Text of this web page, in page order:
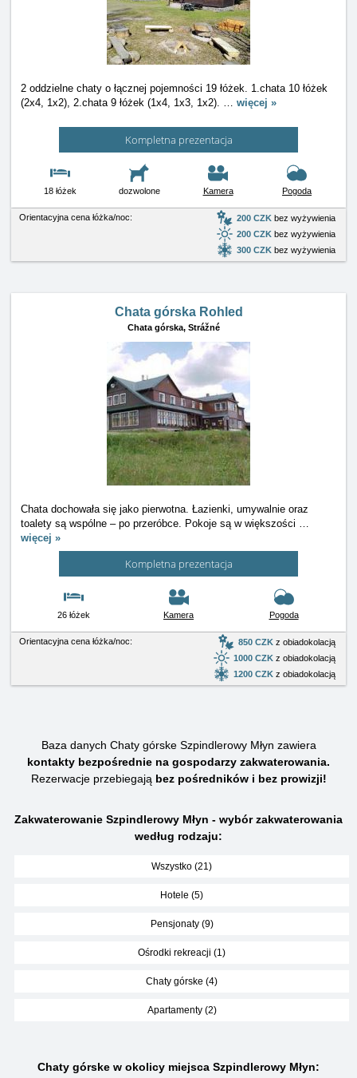
2 oddzielne chaty o łącznej pojemności 19 łóżek. 1.chata 10 łóżek
(2x4, 1x2), 2.chata 9 łóżek (1x4, 1x3, 1x2). … więcej »
Kompletna prezentacja
18 łóżek dozwolone Kamera Pogoda
Orientacyjna cena łóżka/noc: 200 CZK bez wyżywienia
200 CZK bez wyżywienia
300 CZK bez wyżywienia
Chata górska Rohled
Chata górska, Strážné
Chata dochowała się jako pierwotna. Łazienki, umywalnie oraz
toalety są wspólne – po przeróbce. Pokoje są w większości …
więcej »
Kompletna prezentacja
26 łóżek Kamera Pogoda
Orientacyjna cena łóżka/noc: 850 CZK z obiadokolacją
1000 CZK z obiadokolacją
1200 CZK z obiadokolacją
Baza danych Chaty górske Szpindlerowy Młyn zawiera
kontakty bezpośrednie na gospodarzy zakwaterowania.
Rezerwacje przebiegają bez pośredników i bez prowizji!
Zakwaterowanie Szpindlerowy Młyn - wybór zakwaterowania
według rodzaju:
Wszystko (21)
Hotele (5)
Pensjonaty (9)
Ośrodki rekreacji (1)
Chaty górske (4)
Apartamenty (2)
Chaty górske w okolicy miejsca Szpindlerowy Młyn: